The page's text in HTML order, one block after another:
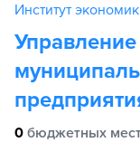
Институт
0 бюджетных